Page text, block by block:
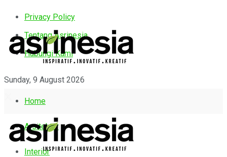
Privacy Policy
Tentang Asrinesia
Hubungi Kami
Sunday, 9 August 2026
Home
Arsitektur
Interior